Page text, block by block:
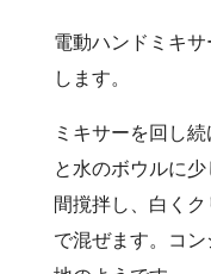
電動ハンドミキ
します。
ミキサーを回し
と水のボウルに
間撹拌し、白く
で混ぜます。コ